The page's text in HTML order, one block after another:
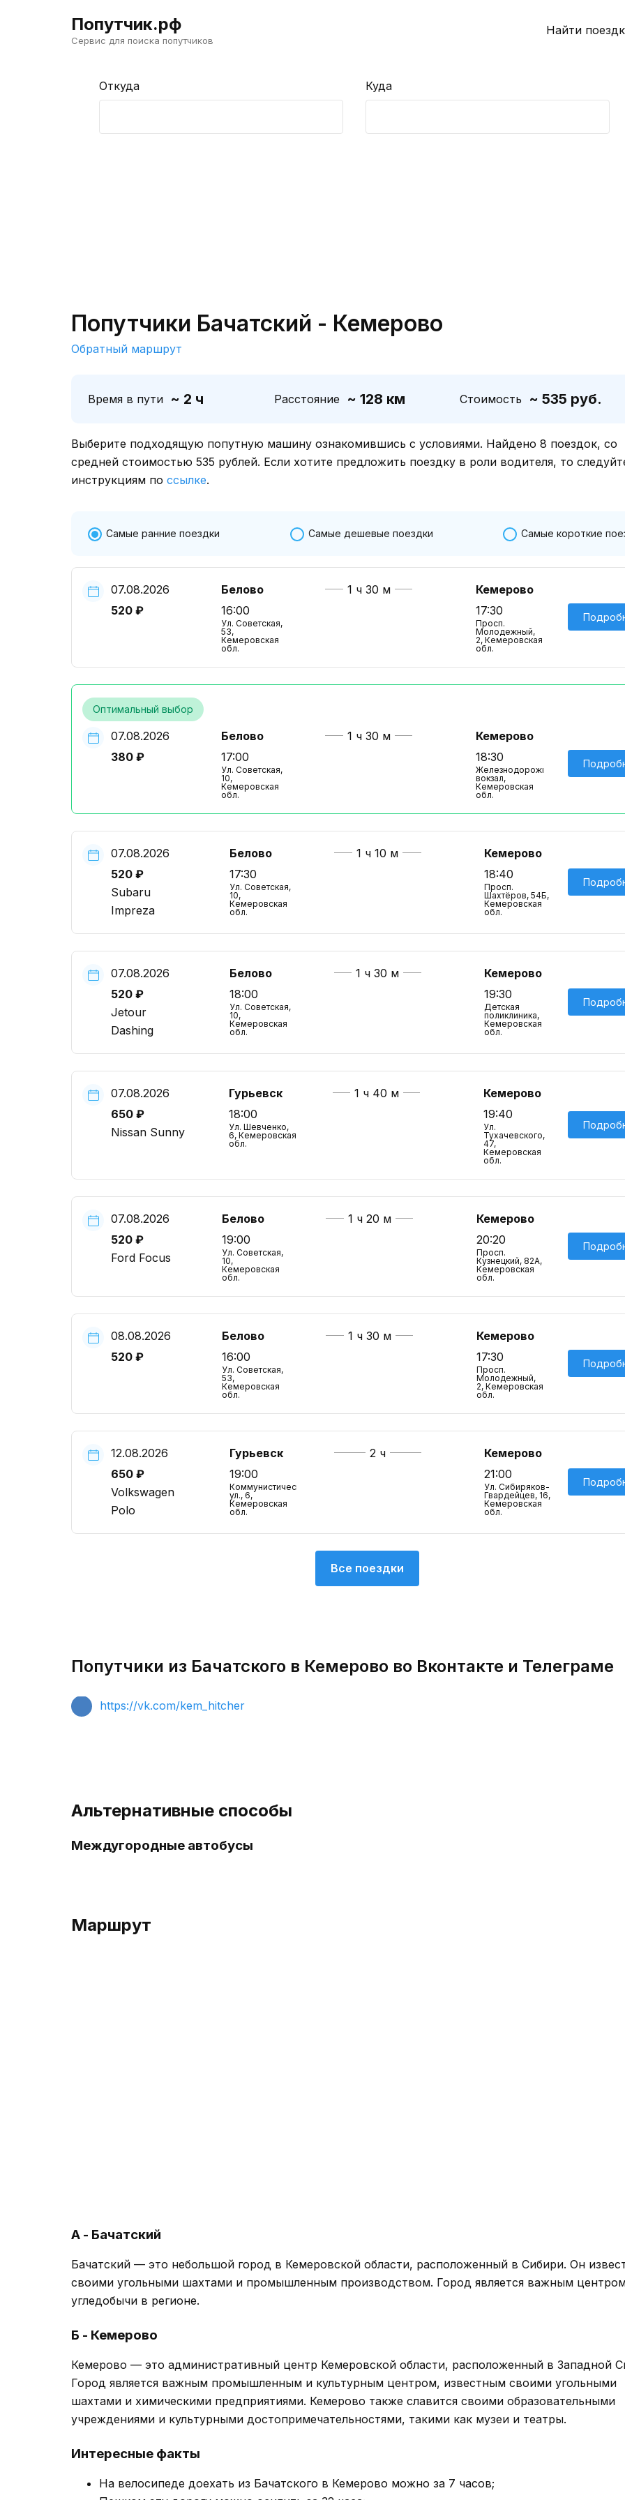
Попутчик.рф
Сервис для поиска попутчиков
Найти
Откуда Куда
Попутчики Бачатский - Кемерово
Обратный маршрут
Время в пути ~ 2 ч Расстояние ~ 128 км Стоимость ~ 535 руб.
Выберите подходящую попутную машину ознакомившись с условиями. Найдено 8 поездок, со
средней стоимостью 535 рублей. Если хотите предложить поездку в роли водителя, то
инструкциям по ссылке.
Самые ранние поездки Самые дешевые поездки Самые короткие
07.08.2026
520 ₽
Белово
16:00
Ул. Советская,
53,
Кемеровская
обл.
1 ч 30 м
Кемерово
17:30
Просп.
Молодежный,
2, Кемеровская
обл.
Оптимальный выбор
07.08.2026
380 ₽
Белово
17:00
Ул. Советская,
10,
Кемеровская
обл.
1 ч 30 м
Кемерово
18:30
Железнодорожный
вокзал,
Кемеровская
обл.
07.08.2026
520 ₽
Subaru
Impreza
Белово
17:30
Ул. Советская,
10,
Кемеровская
обл.
1 ч 10 м
Кемерово
18:40
Просп.
Шахтёров, 54Б,
Кемеровская
обл.
07.08.2026
520 ₽
Jetour
Dashing
Белово
18:00
Ул. Советская,
10,
Кемеровская
обл.
1 ч 30 м
Кемерово
19:30
Детская
поликлиника,
Кемеровская
обл.
07.08.2026
650 ₽
Nissan Sunny
Гурьевск
18:00
Ул. Шевченко,
6, Кемеровская
обл.
1 ч 40 м
Кемерово
19:40
Ул.
Тухачевского,
47,
Кемеровская
обл.
07.08.2026
520 ₽
Ford Focus
Белово
19:00
Ул. Советская,
10,
Кемеровская
обл.
1 ч 20 м
Кемерово
20:20
Просп.
Кузнецкий, 82А,
Кемеровская
обл.
08.08.2026
520 ₽
Белово
16:00
Ул. Советская,
53,
Кемеровская
обл.
1 ч 30 м
Кемерово
17:30
Просп.
Молодежный,
2, Кемеровская
обл.
12.08.2026
650 ₽
Volkswagen
Polo
Гурьевск
19:00
Коммунистическая
ул., 6,
Кемеровская
обл.
2 ч
Кемерово
21:00
Ул. Сибиряков-
Гвардейцев, 16,
Кемеровская
обл.
Все поездки
Попутчики из Бачатского в Кемерово во Вконтакте и Телеграме
https://vk.com/kem_hitcher
Альтернативные способы
Междугородные автобусы
Маршрут
А - Бачатский
Бачатский — это небольшой город в Кемеровской области, расположенный в Сибири. Он
своими угольными шахтами и промышленным производством. Город является важным
угледобычи в регионе.
Б - Кемерово
Кемерово — это административный центр Кемеровской области, расположенный в Западной
Город является важным промышленным и культурным центром, известным своими угольными
шахтами и химическими предприятиями. Кемерово также славится своими образовательными
учреждениями и культурными достопримечательностями, такими как музеи и театры.
Интересные факты
На велосипеде доехать из Бачатского в Кемерово можно за 7 часов;